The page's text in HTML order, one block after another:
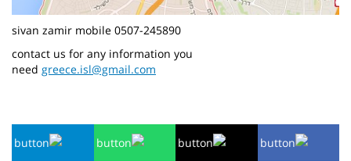
sivan zamir mobile 0507-245890
contact us for any information you
need greece.isl@gmail.com